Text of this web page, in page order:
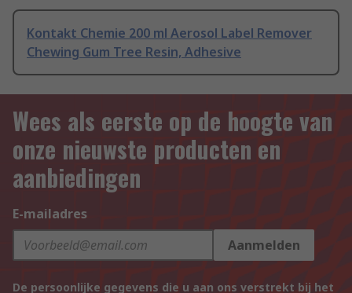
Kontakt Chemie 200 ml Aerosol Label Remover
Chewing Gum Tree Resin, Adhesive
Wees als eerste op de hoogte van
onze nieuwste producten en
aanbiedingen
E-mailadres
Aanmelden
De persoonlijke gegevens die u aan ons verstrekt bij het